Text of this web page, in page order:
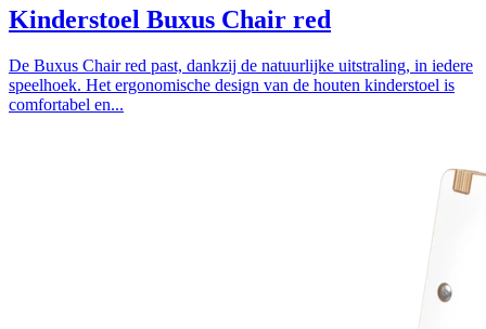
Kinderstoel Buxus Chair red
De Buxus Chair red past, dankzij de natuurlijke uitstraling, in iedere
speelhoek. Het ergonomische design van de houten kinderstoel is
comfortabel en...